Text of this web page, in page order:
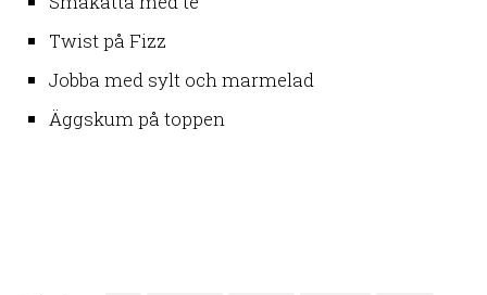
Twist på Fizz
Jobba med sylt och marmelad
Äggskum på toppen